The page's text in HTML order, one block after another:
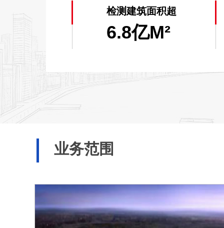
2012年至今连续获得《高
参编4项消防技术标准；
全国第一家应用创新大数
天河区消防安全评估成果
运用自主发明消防智能检
先地位；
检测建筑面积超
6.8亿M²
业务范围